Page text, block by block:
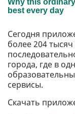
Сегодня
более 204
города, где в
сервисы.
Скачать